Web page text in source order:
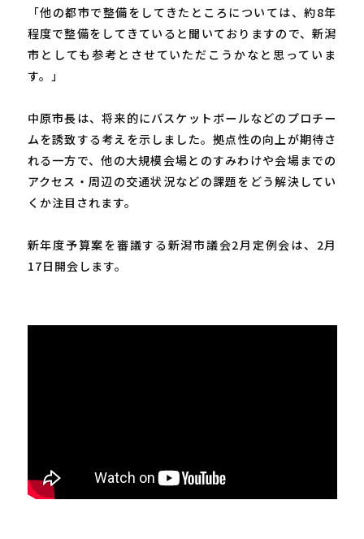
「他の都市で整備をしてきたところについては、約8年
程度で整備をしてきていると聞いておりますので、新潟
市としても参考とさせていただこうかなと思っていま
す。」
中原市長は、将来的にバスケットボールなどのプロチー
ムを誘致する考えを示しました。拠点性の向上が期待さ
れる一方で、他の大規模会場とのすみわけや会場までの
アクセス・周辺の交通状況などの課題をどう解決してい
くか注目されます。
新年度予算案を審議する新潟市議会2月定例会は、2月
17日開会します。